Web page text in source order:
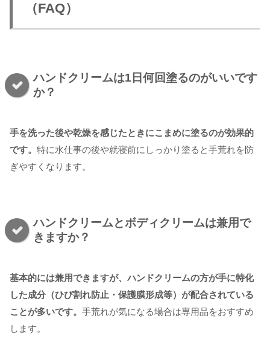
（FAQ）
ハンドクリームは1日何回塗るのがいいです
か？
手を洗った後や乾燥を感じたときにこまめに塗るのが効果的
です。 特に水仕事の後や就寝前にしっかり塗ると手荒れを防
ぎやすくなります。
ハンドクリームとボディクリームは兼用で
きますか？
基本的には兼用できますが、ハンドクリームの方が手に特化
した成分（ひび割れ防止・保護膜形成等）が配合されている
ことが多いです。 手荒れが気になる場合は専用品をおすすめ
します。